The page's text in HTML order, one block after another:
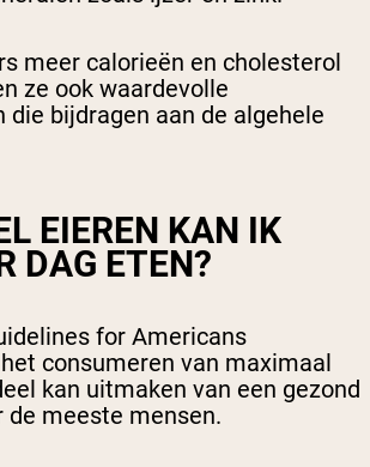
meer calorieën en cholesterol
ze ook waardevolle
bijdragen aan de algehele
EIEREN KAN IK
DAG ETEN?
for Americans
consumeren van maximaal
kan uitmaken van een gezond
de meeste mensen.